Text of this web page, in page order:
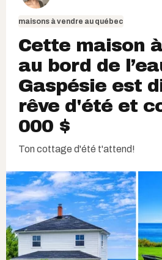
maisons à vendre au québec
Cette maison
au bord de
Gaspésie est
rêve d'été et
000 $
Ton cottage d'été t'attend!